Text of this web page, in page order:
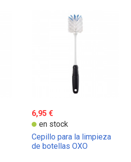
6,95 €
en stock
Cepillo para la limpieza
de botellas OXO